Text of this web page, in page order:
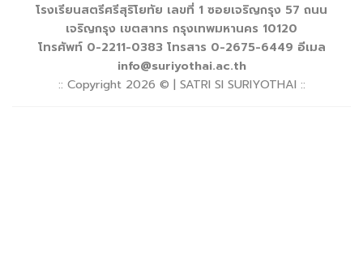
โรงเรียนสตรีศรีสุริโยทัย เลขที่ 1 ซอยเจริญกรุง 57 ถนน
เจริญกรุง เขตสาทร กรุงเทพมหานคร 10120
โทรศัพท์ 0-2211-0383 โทรสาร 0-2675-6449 อีเมล
info@suriyothai.ac.th
:: Copyright 2026 © | SATRI SI SURIYOTHAI ::